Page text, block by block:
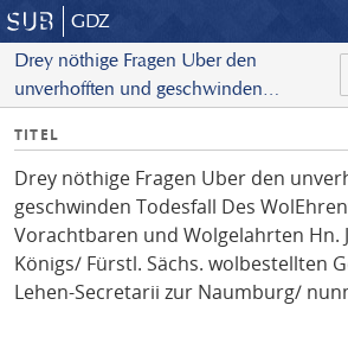
GDZ
Drey nöthige Fragen Uber den
unverhofften und geschwinden
Vorachtbaren und Wolgelahrten Hn.
Johan Ludwig Königs/ Fürstl. Sächs.
wolbestellten Gerichts- und Lehen-
Secretarii zur Naumburg/
nunmehro Seligen
I
f
o
TITEL
Drey nöthige Fragen Uber den
geschwinden Todesfall Des
Vorachtbaren und Wolgelahrten Hn.
Königs/ Fürstl. Sächs. wolbestellten
Lehen-Secretarii zur Naumburg/